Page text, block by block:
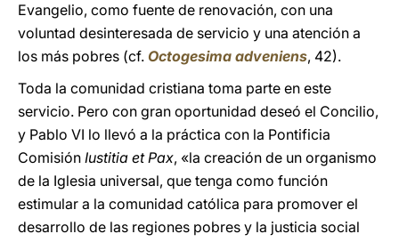
Evangelio, como fuente de renovación, con una
voluntad desinteresada de servicio y una atención a
los más pobres (cf. Octogesima adveniens, 42).
Toda la comunidad cristiana toma parte en este
servicio. Pero con gran oportunidad deseó el Concilio,
y Pablo VI lo llevó a la práctica con la Pontificia
Comisión Iustitia et Pax, «la creación de un organismo
de la Iglesia universal, que tenga como función
estimular a la comunidad católica para promover el
desarrollo de las regiones pobres y la justicia social